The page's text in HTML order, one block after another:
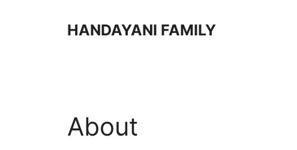
HANDAYANI FAMILY
About